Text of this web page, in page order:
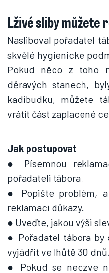
Lživé sliby můžete
Nasliboval pořadatel
skvělé hygienické
Pokud něco z toho
děravých stanech,
kadibudku, můžete
vrátit část zaplacené
Jak postupovat
● Písemnou
pořadateli tábora.
● Popište problém,
reklamaci důkazy.
● Uveďte, jakou výši
● Pořadatel tábora by
vyjádřit ve lhůtě 30 dnů.
● Pokud se neozve